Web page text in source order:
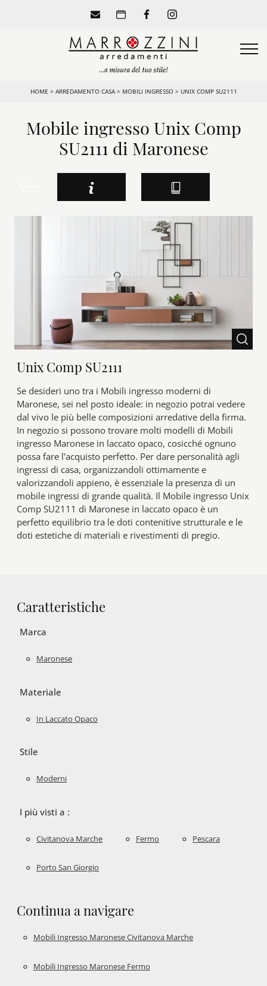
HOME > ARREDAMENTO CASA> MOBILI INGRESSO > UNIX COMP SU2111
Mobile ingresso Unix Comp
SU2111 di Maronese
Unix Comp SU2111
Se desideri uno tra i Mobili ingresso moderni di
Maronese, sei nel posto ideale: in negozio potrai vedere
dal vivo le più belle composizioni arredative della firma.
In negozio si possono trovare molti modelli di Mobili
ingresso Maronese in laccato opaco, cosicché ognuno
possa fare l'acquisto perfetto. Per dare personalità agli
ingressi di casa, organizzandoli ottimamente e
valorizzandoli appieno, è essenziale la presenza di un
mobile ingressi di grande qualità. Il Mobile ingresso Unix
Comp SU2111 di Maronese in laccato opaco è un
perfetto equilibrio tra le doti contenitive strutturale e le
doti estetiche di materiali e rivestimenti di pregio.
Caratteristiche
Marca
Maronese
Materiale
In Laccato Opaco
Stile
Moderni
I più visti a :
Civitanova Marche Fermo Pescara
Porto San Giorgio
Continua a navigare
Mobili Ingresso Maronese Civitanova Marche
Mobili Ingresso Maronese Fermo